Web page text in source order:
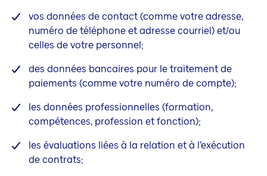
vos données de contact (comme votre adresse,
numéro de téléphone et adresse courriel) et/ou
celles de votre personnel;
des données bancaires pour le traitement de
paiements (comme votre numéro de compte);
les données professionnelles (formation,
compétences, profession et fonction);
les évaluations liées à la relation et à l’exécution
de contrats;